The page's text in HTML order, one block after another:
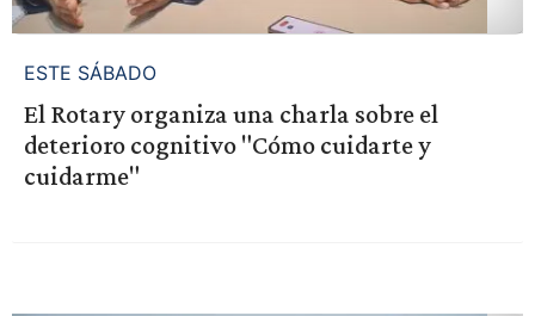
ESTE SÁBADO
El Rotary organiza una charla sobre el
deterioro cognitivo "Cómo cuidarte y
cuidarme"